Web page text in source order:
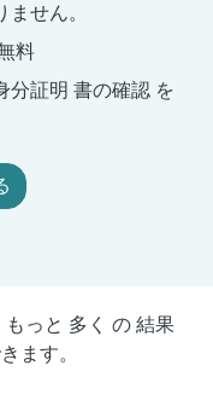
せん。
料
分証明 書の確認 を
っと 多く の 結果
ます。